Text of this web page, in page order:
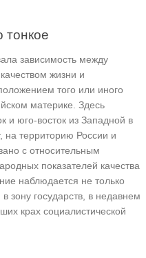
тонкое
зависимость между
жизни и
того или иного
материке. Здесь
и юго-восток из Западной в
на территорию России и
с относительным
показателей качества
наблюдается не только
зону государств, в недавнем
крах социалистической